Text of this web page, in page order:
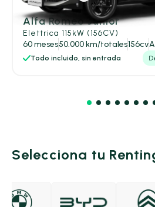
Alfa Romeo Junior
Elettrica 115kW (156CV)
60 meses50.000 km/totales156cv
Todo incluido, sin entrada
Selecciona tu